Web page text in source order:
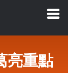
亮重點